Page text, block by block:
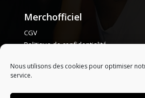
Nous utilisons des cookies pour optimiser
service.
Merchofficiel
CGV
Politique de confidentialité
Plan de site